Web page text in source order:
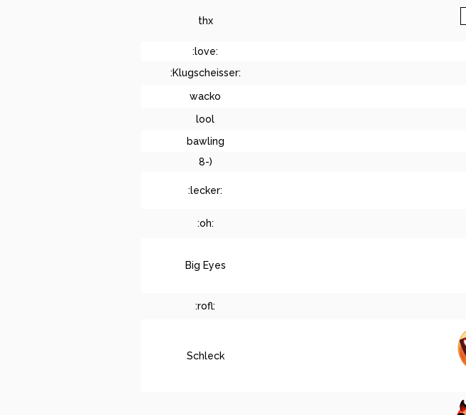
thx
:love:
:Klugscheisser:
wacko
lool
bawling
8-)
:lecker:
:oh:
Big Eyes
:rofl:
Schleck